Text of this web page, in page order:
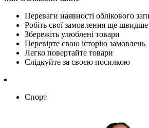
Переваги наявності облікового
Робіть свої замовлення ще швидше
Збережіть улюблені товари
Перевірте свою історію замовлень
Легко повертайте товари
Слідкуйте за своєю посилкою
Спорт